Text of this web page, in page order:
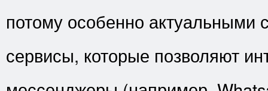
потому особенно актуальными
сервисы, которые позволяют